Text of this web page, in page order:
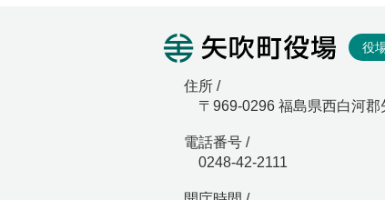
矢吹役
住所 /
〒969-0296 福島県西白河
電話番号 /
0248-42-2111